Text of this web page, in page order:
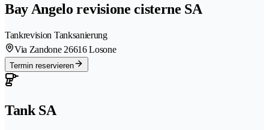
Bay Angelo revisione cisterne SA
Tankrevision Tanksanierung
Via Zandone 26616 Losone
Termin reservieren
Tank SA